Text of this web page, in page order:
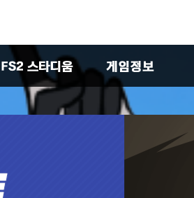
초보자 가이드
확률형아이템 소개
스패셜 카드 안내